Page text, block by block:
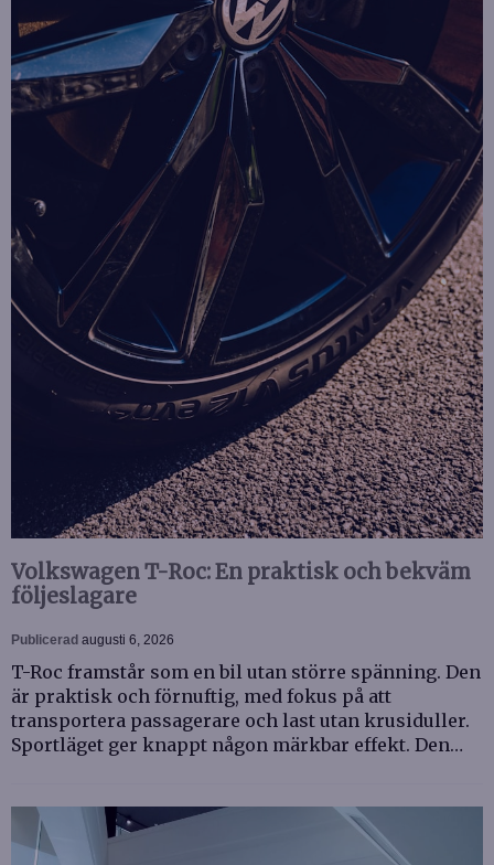
Volkswagen T-Roc: En praktisk och bekväm
följeslagare
Publicerad augusti 6, 2026
T-Roc framstår som en bil utan större spänning. Den
är praktisk och förnuftig, med fokus på att
transportera passagerare och last utan krusiduller.
Sportläget ger knappt någon märkbar effekt. Den…